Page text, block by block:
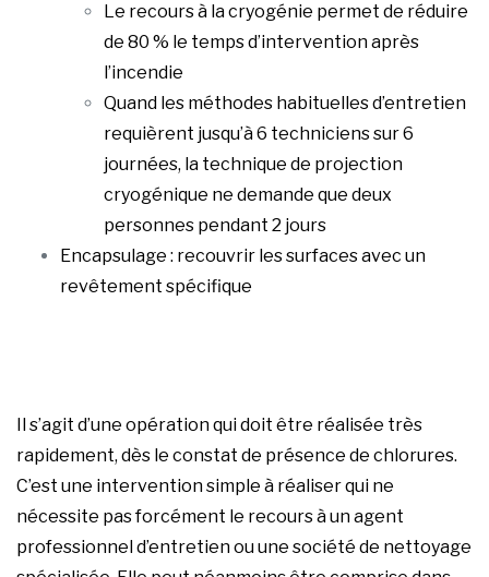
Le recours à la cryogénie permet de réduire
de 80 % le temps d’intervention après
l’incendie
Quand les méthodes habituelles d’entretien
requièrent jusqu’à 6 techniciens sur 6
journées, la technique de projection
cryogénique ne demande que deux
personnes pendant 2 jours
Encapsulage : recouvrir les surfaces avec un
revêtement spécifique
Il s’agit d’une opération qui doit être réalisée très
rapidement, dès le constat de présence de chlorures.
C’est une intervention simple à réaliser qui ne
nécessite pas forcément le recours à un agent
professionnel d’entretien ou une société de nettoyage